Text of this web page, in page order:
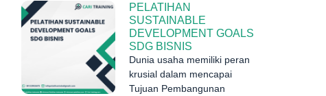
PELATIHAN
SUSTAINABLE
DEVELOPMENT GOALS
SDG BISNIS
Dunia usaha memiliki peran
krusial dalam mencapai
Tujuan Pembangunan